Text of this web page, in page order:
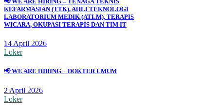
KEFARMASIAN (TTK), AHLI TEKNOLOGI
LABORATORIUM MEDIK (ATLM), TERAPIS
WICARA, OKUPASI TERAPIS DAN TIM IT
14 April 2026
Loker
📢 WE ARE HIRING – DOKTER UMUM
2 April 2026
Loker